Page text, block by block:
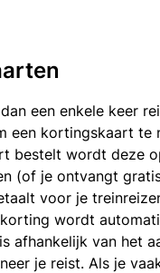
een enkele keer
een kortingskaart te
bestelt wordt deze
(of je ontvangt
voor je
wordt
afhankelijk van het
je reist. Als je